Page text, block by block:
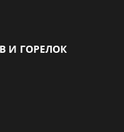
И ГОРЕЛОК